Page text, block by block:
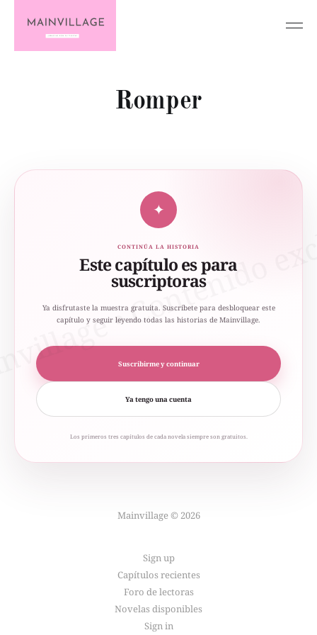
Romper
✦
CONTINÚA LA HISTORIA
Este capítulo es para
suscriptoras
Ya disfrutaste la muestra gratuita. Suscríbete para desbloquear este
capítulo y seguir leyendo todas las historias de Mainvillage.
Suscribirme y continuar
Ya tengo una cuenta
Los primeros tres capítulos de cada novela siempre son gratuitos.
Mainvillage © 2026
Sign up
Capítulos recientes
Foro de lectoras
Novelas disponibles
Sign in